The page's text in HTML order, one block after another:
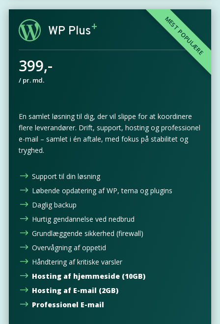
WP Plus
399,-
/ pr. md.
En samlet løsning til dig, der vil slippe for at koordinere
flere leverandører. Drift, support, hosting og professionel
e-mail – samlet i én aftale, med fokus på stabilitet og
tryghed.
$ Support til din løsning
$ Løbende opdatering af WP, tema og plugins
$ Daglig backup
$ Hurtig gendannelse ved nedbrud
$ Grundlæggende sikkerhed (firewall)
$ Overvågning af oppetid
$ Håndtering af kritiske varsler
$ Hosting af hjemmeside (10GB)
$ Hosting af E-mail (2GB)
$ Professionel E-mail